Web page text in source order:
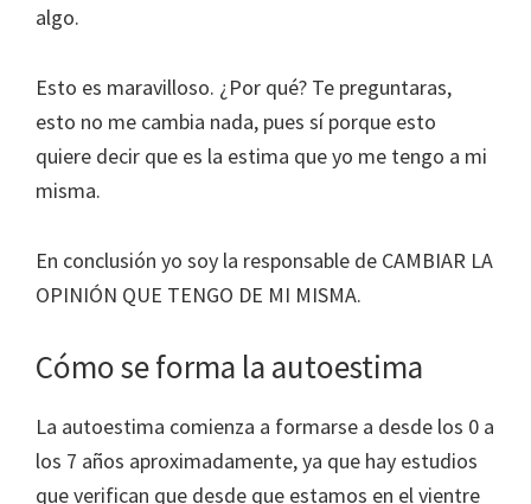
algo.
Esto es maravilloso. ¿Por qué? Te preguntaras,
esto no me cambia nada, pues sí porque esto
quiere decir que es la estima que yo me tengo a mi
misma.
En conclusión yo soy la responsable de CAMBIAR LA
OPINIÓN QUE TENGO DE MI MISMA.
Cómo se forma la autoestima
La autoestima comienza a formarse a desde los 0 a
los 7 años aproximadamente, ya que hay estudios
que verifican que desde que estamos en el vientre